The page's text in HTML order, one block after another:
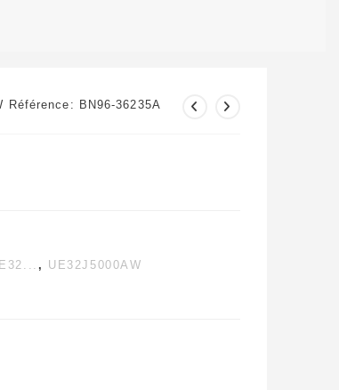
Référence: BN96-36235A
, UE32J5000AW